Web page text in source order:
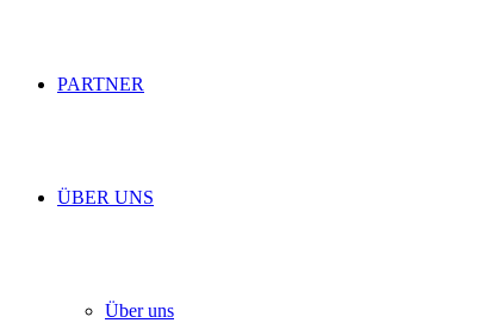
PARTNER
ÜBER UNS
Über uns